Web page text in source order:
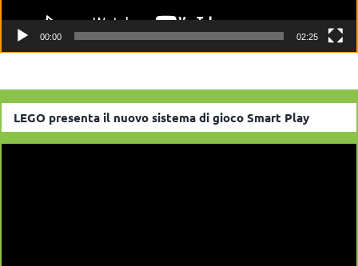
00:00 02:25
LEGO presenta il nuovo sistema di gioco Smart Play